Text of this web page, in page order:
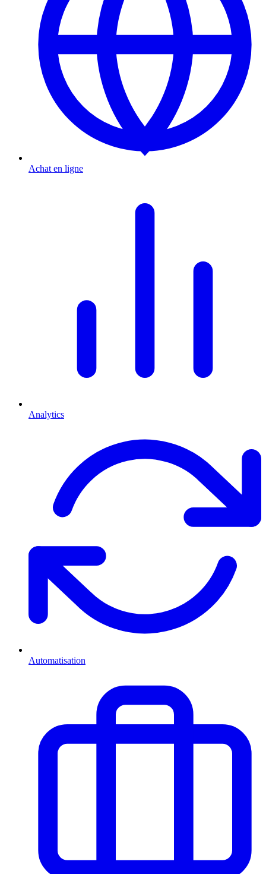
Achat en ligne
Analytics
Automatisation